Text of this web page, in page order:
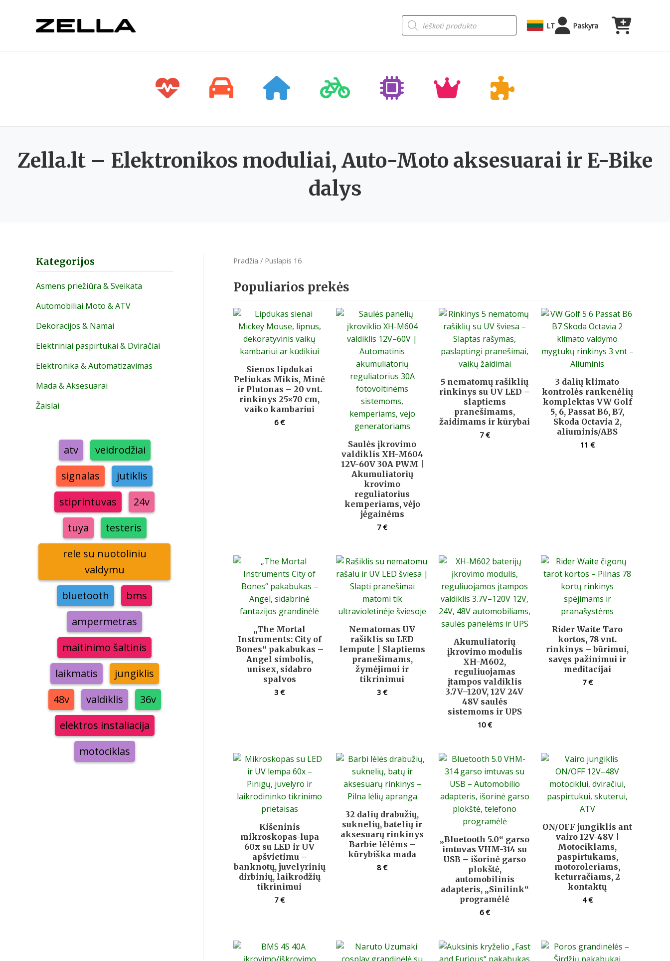
Products
search LT Paskyra
Zella.lt – Elektronikos moduliai, Auto-Moto aksesuarai ir E-Bike
dalys
Kategorijos
Asmens priežiūra & Sveikata
Automobiliai Moto & ATV
Dekoracijos & Namai
Elektriniai paspirtukai & Dviračiai
Elektronika & Automatizavimas
Mada & Aksesuarai
Žaislai
atv
veidrodžiai
signalas
jutiklis
stiprintuvas
24v
tuya
testeris
rele su nuotoliniu
valdymu
bluetooth
bms
ampermetras
maitinimo šaltinis
laikmatis
jungiklis
48v
valdiklis
36v
elektros instaliacija
motociklas
Pradžia / Puslapis 16
Populiarios prekės
Sienos lipdukai
Peliukas Mikis, Minė
ir Plutonas – 20 vnt.
rinkinys 25×70 cm,
vaiko kambariui
6€
Saulės įkrovimo
valdiklis XH-M604
12V-60V 30A PWM |
Akumuliatorių
krovimo
reguliatorius
kemperiams, vėjo
jėgainėms
7€
5 nematomų rašiklių
rinkinys su UV LED –
slaptiems
pranešimams,
žaidimams ir kūrybai
7€
3 dalių klimato
kontrolės rankenėlių
komplektas VW Golf
5, 6, Passat B6, B7,
Skoda Octavia 2,
aliuminis/ABS
11 €
„The Mortal
Instruments: City of
Bones“ pakabukas –
Angel simbolis,
unisex, sidabro
spalvos
3€
Nematomas UV
rašiklis su LED
lempute | Slaptiems
pranešimams,
žymėjimui ir
tikrinimui
3€
Akumuliatorių
įkrovimo modulis
XH-M602,
reguliuojamas
įtampos valdiklis
3.7V–120V, 12V 24V
48V saulės
sistemoms ir UPS
10€
Rider Waite Taro
kortos, 78 vnt.
rinkinys – būrimui,
savęs pažinimui ir
meditacijai
7€
Kišeninis
mikroskopas-lupa
60x su LED ir UV
apšvietimu –
banknotų, juvelyrinių
dirbinių, laikrodžių
tikrinimui
7€
32 dalių drabužių,
suknelių, batelių ir
aksesuarų rinkinys
Barbie lėlėms –
kūrybiška mada
8€
„Bluetooth 5.0“ garso
imtuvas VHM-314 su
USB – išorinė garso
plokštė,
automobilinis
adapteris, „Sinilink“
programėlė
6€
ON/OFF jungiklis ant
vairo 12V-48V |
Motociklams,
paspirtukams,
motoroleriams,
keturračiams, 2
kontaktų
4€